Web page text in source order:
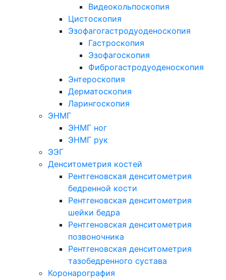
Видеокольпоскопия
Цистоскопия
Эзофагогастродуоденоскопия
Гастроскопия
Эзофагоскопия
Фиброгастродуоденоскопия
Энтероскопия
Дерматоскопия
Ларингоскопия
ЭНМГ
ЭНМГ ног
ЭНМГ рук
ЭЭГ
Денситометрия костей
Рентгеновская денситометрия
бедренной кости
Рентгеновская денситометрия
шейки бедра
Рентгеновская денситометрия
позвоночника
Рентгеновская денситометрия
тазобедренного сустава
Коронарография